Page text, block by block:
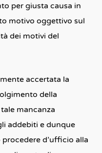
per giusta causa in
motivo oggettivo sul
dei motivi del
accertata la
della
mancanza
addebiti e dunque
d’ufficio alla